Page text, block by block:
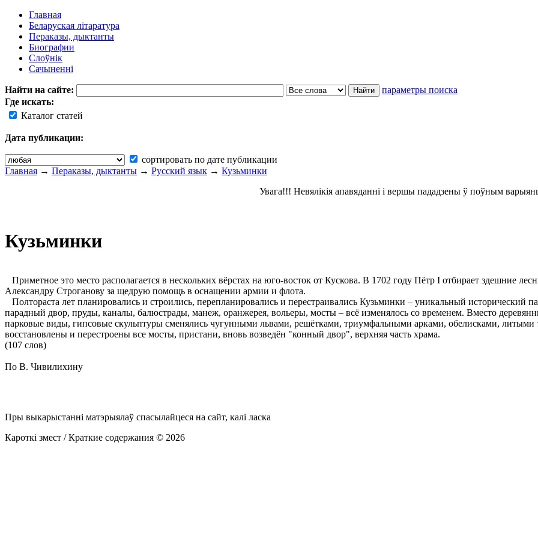
Главная
Беларуская літаратура
Пераказы, дыктанты
Биографии
Слоўнік
Сачыненні
Найти на сайте:
параметры поиска
Где искать:
Каталог статей
Дата публикации:
сортировать по дате публикации
Главная → Пераказы, дыктанты → Русский язык → Кузьминки
Увага!!! Невялікія апавяданні і вершы пададзены ў поўным
Кузьминки
Приметное это место располагается в нескольких вёрстах на юго-восток от Кускова. В 1702 году Пётр I отбирает здешние
Александру Строганову за щедрую помощь в оснащении армии и флота.
Полтораста лет планировались и строились, перепланировались и перестраивались Кузьминки – уникальный исторический
парадный двор, пруды, каналы, балюстрады, манеж, оранжерея, вольеры, мосты – всё изменялось со временем. Вместо
парковые виды, гипсовые скульптуры сменялись чугунными львами, решётками, триумфальными арками, обелисками,
восстановлены и перестроены все мосты, пристани, вновь возведён "конный двор", верхняя часть храма.
(107 слов)
По В. Чивилихину
Пры выкарыстанні матэрыялаў спасылайцеся на сайт, калі ласка
Кароткі змест / Краткие содержания © 2026